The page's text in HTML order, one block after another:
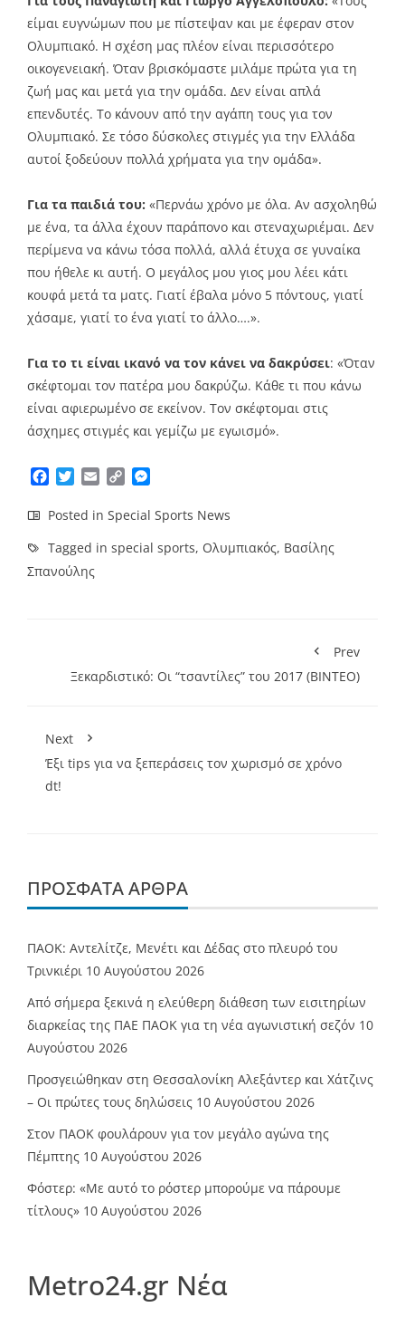
είμαι ευγνώμων που με πίστεψαν και με έφεραν στον
Ολυμπιακό. Η σχέση μας πλέον είναι περισσότερο
οικογενειακή. Όταν βρισκόμαστε μιλάμε πρώτα για τη
ζωή μας και μετά για την ομάδα. Δεν είναι απλά
επενδυτές. Το κάνουν από την αγάπη τους για τον
Ολυμπιακό. Σε τόσο δύσκολες στιγμές για την Ελλάδα
αυτοί ξοδεύουν πολλά χρήματα για την ομάδα».
Για τα παιδιά του: «Περνάω χρόνο με όλα. Αν ασχοληθώ
με ένα, τα άλλα έχουν παράπονο και στεναχωριέμαι. Δεν
περίμενα να κάνω τόσα πολλά, αλλά έτυχα σε γυναίκα
που ήθελε κι αυτή. Ο μεγάλος μου γιος μου λέει κάτι
κουφά μετά τα ματς. Γιατί έβαλα μόνο 5 πόντους, γιατί
χάσαμε, γιατί το ένα γιατί το άλλο….».
Για το τι είναι ικανό να τον κάνει να δακρύσει: «Όταν
σκέφτομαι τον πατέρα μου δακρύζω. Κάθε τι που κάνω
είναι αφιερωμένο σε εκείνον. Τον σκέφτομαι στις
άσχημες στιγμές και γεμίζω με εγωισμό».
Facebook
TwitterEmailCopy
Posted in Special Sports News
Tagged in special sports, Ολυμπιακός, Βασίλης
Σπανούλης
Prev
Ξεκαρδιστικό: Οι “τσαντίλες” του 2017 (ΒΙΝΤΕΟ)
Next
Έξι tips για να ξεπεράσεις τον χωρισμό σε χρόνο
dt!
ΠΡΌΣΦΑΤΑ ΆΡΘΡΑ
ΠΑΟΚ: Αντελίτζε, Μενέτι και Δέδας στο πλευρό του
Τρινκιέρι 10 Αυγούστου 2026
Από σήμερα ξεκινά η ελεύθερη διάθεση των εισιτηρίων
διαρκείας της ΠΑΕ ΠΑΟΚ για τη νέα αγωνιστική σεζόν 10
Αυγούστου 2026
Προσγειώθηκαν στη Θεσσαλονίκη Αλεξάντερ και Χάτζινς
– Οι πρώτες τους δηλώσεις 10 Αυγούστου 2026
Στον ΠΑΟΚ φουλάρουν για τον μεγάλο αγώνα της
Πέμπτης 10 Αυγούστου 2026
Φόστερ: «Με αυτό το ρόστερ μπορούμε να πάρουμε
τίτλους» 10 Αυγούστου 2026
Metro24.gr Νέα